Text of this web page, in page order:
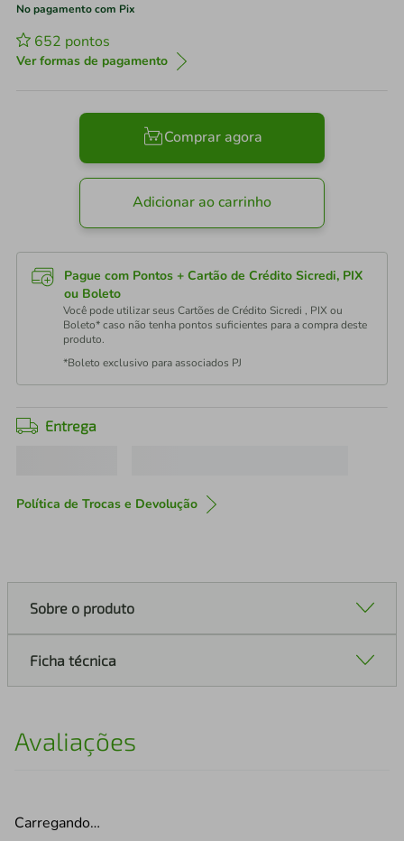
No pagamento com Pix
652 pontos
Ver formas de pagamento
Comprar agora
Adicionar ao carrinho
Pague com Pontos + Cartão de Crédito Sicredi, PIX
ou Boleto
Você pode utilizar seus Cartões de Crédito Sicredi , PIX ou
Boleto* caso não tenha pontos suficientes para a compra deste
produto.
*Boleto exclusivo para associados PJ
Entrega
Política de Trocas e Devolução
Sobre o produto
Ficha técnica
Avaliações
Carregando…